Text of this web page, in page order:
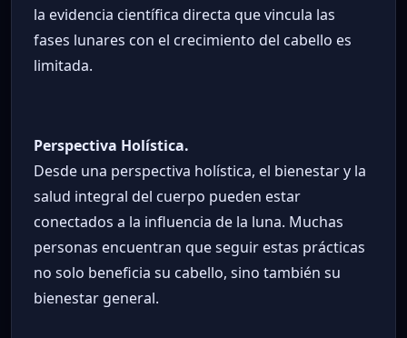
la evidencia científica directa que vincula las
fases lunares con el crecimiento del cabello es
limitada.
Perspectiva Holística.
Desde una perspectiva holística, el bienestar y la
salud integral del cuerpo pueden estar
conectados a la influencia de la luna. Muchas
personas encuentran que seguir estas prácticas
no solo beneficia su cabello, sino también su
bienestar general.